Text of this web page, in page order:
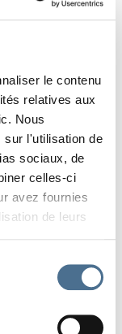
le contenu
relatives aux
Nous
sur l'utilisation de
sociaux, de
celles-ci
avez fournies
de leurs
2026
Lire